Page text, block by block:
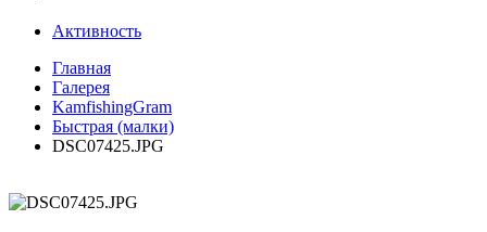
Активность
Главная
Галерея
KamfishingGram
Быстрая (малки)
DSC07425.JPG